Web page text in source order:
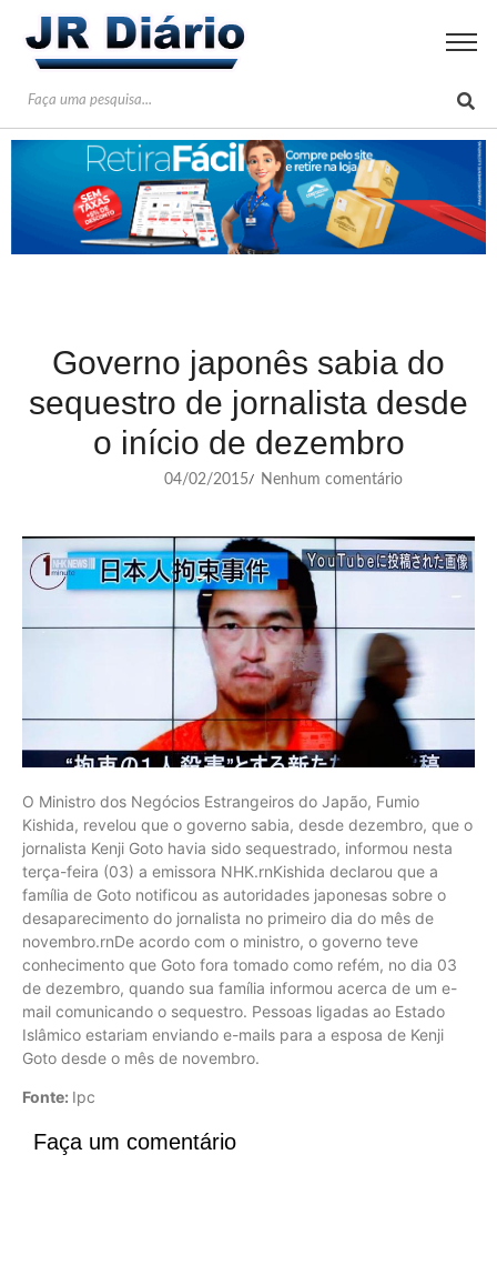
Governo japonês sabia do
sequestro de jornalista desde
o início de dezembro
04/02/2015/ Nenhum comentário
O Ministro dos Negócios Estrangeiros do Japão, Fumio
Kishida, revelou que o governo sabia, desde dezembro, que o
jornalista Kenji Goto havia sido sequestrado, informou nesta
terça-feira (03) a emissora NHK.rnKishida declarou que a
família de Goto notificou as autoridades japonesas sobre o
desaparecimento do jornalista no primeiro dia do mês de
novembro.rnDe acordo com o ministro, o governo teve
conhecimento que Goto fora tomado como refém, no dia 03
de dezembro, quando sua família informou acerca de um e-
mail comunicando o sequestro. Pessoas ligadas ao Estado
Islâmico estariam enviando e-mails para a esposa de Kenji
Goto desde o mês de novembro.
Fonte: Ipc
Faça um comentário